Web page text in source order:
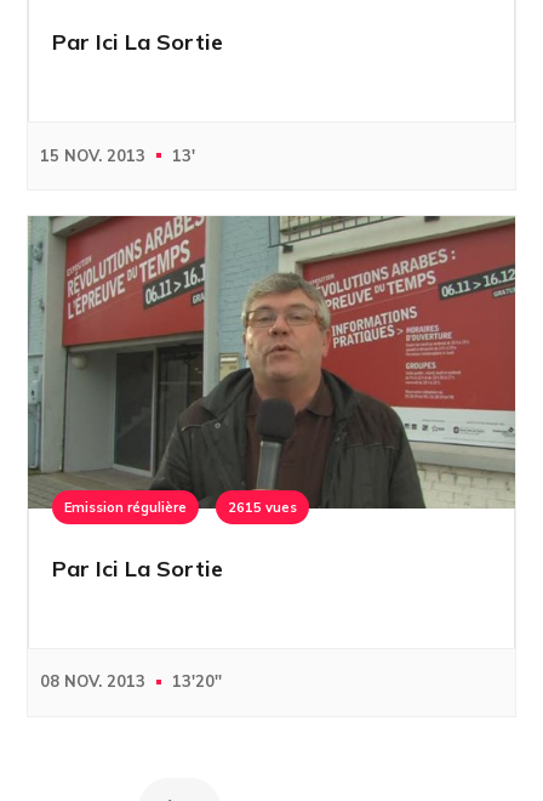
Par Ici La Sortie
15 NOV. 2013 13'
Emission régulière 2615 vues
Par Ici La Sortie
08 NOV. 2013 13'20''